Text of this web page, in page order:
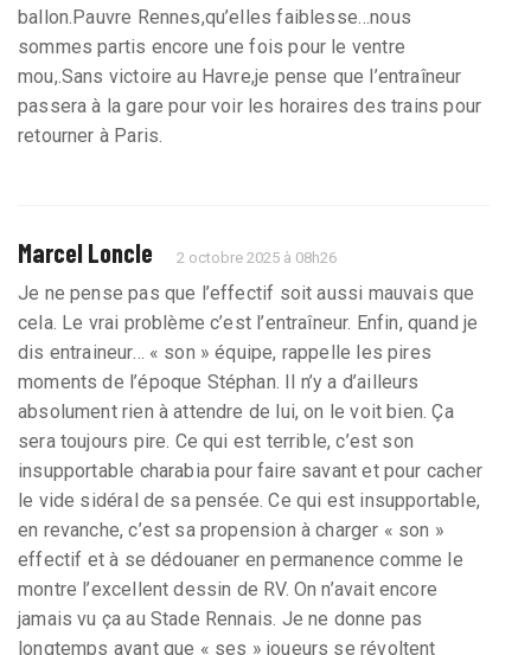
ballon.Pauvre Rennes,qu’elles faiblesse…nous
sommes partis encore une fois pour le ventre
mou,.Sans victoire au Havre,je pense que l’entraîneur
passera à la gare pour voir les horaires des trains pour
retourner à Paris.
Marcel Loncle 2 octobre 2025 à 08h26
Je ne pense pas que l’effectif soit aussi mauvais que
cela. Le vrai problème c’est l’entraîneur. Enfin, quand je
dis entraineur… « son » équipe, rappelle les pires
moments de l’époque Stéphan. Il n’y a d’ailleurs
absolument rien à attendre de lui, on le voit bien. Ça
sera toujours pire. Ce qui est terrible, c’est son
insupportable charabia pour faire savant et pour cacher
le vide sidéral de sa pensée. Ce qui est insupportable,
en revanche, c’est sa propension à charger « son »
effectif et à se dédouaner en permanence comme le
montre l’excellent dessin de RV. On n’avait encore
jamais vu ça au Stade Rennais. Je ne donne pas
longtemps avant que « ses » joueurs se révoltent